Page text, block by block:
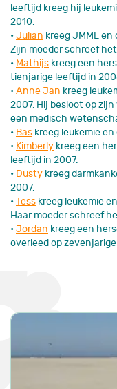
leeftijd kreeg hij
2010.
•Julian kreeg JMML
Zijn moeder schreef
• Mathijs kreeg een
tienjarige leeftijd in
•Anne Jan kreeg
2007. Hij besloot op
een medisch
• Bas kreeg leukemie
• Kimberly kreeg een
leeftijd in 2007.
• Dusty kreeg
2007.
•Tess kreeg leukemie
Haar moeder schreef
•Jordan kreeg een
overleed op